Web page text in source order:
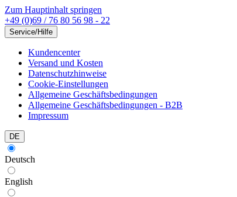
Zum Hauptinhalt springen
+49 (0)69 / 76 80 56 98 - 22
Service/Hilfe
Kundencenter
Versand und Kosten
Datenschutzhinweise
Cookie-Einstellungen
Allgemeine Geschäftsbedingungen
Allgemeine Geschäftsbedingungen - B2B
Impressum
DE
Deutsch
English